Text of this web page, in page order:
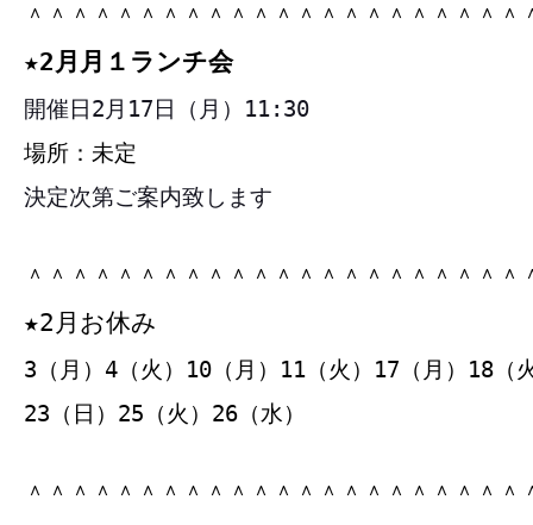
＾＾＾＾＾＾＾＾＾＾＾＾＾＾＾＾＾＾＾＾＾
★2月月１ランチ会
開催日2月17日（月）11:30
場所：未定
決定次第ご案内致します
＾＾＾＾＾＾＾＾＾＾＾＾＾＾＾＾＾＾＾＾＾
★2月お休み
3（月）4（火）10（月）11（火）17（月）18（
23（日）25（火）26（水）
＾＾＾＾＾＾＾＾＾＾＾＾＾＾＾＾＾＾＾＾＾